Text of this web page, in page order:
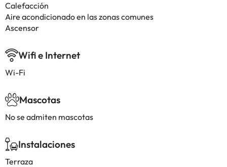
Calefacción
Aire acondicionado en las zonas comunes
Ascensor
Wifi e Internet
Wi-Fi
Mascotas
No se admiten mascotas
Instalaciones
Terraza